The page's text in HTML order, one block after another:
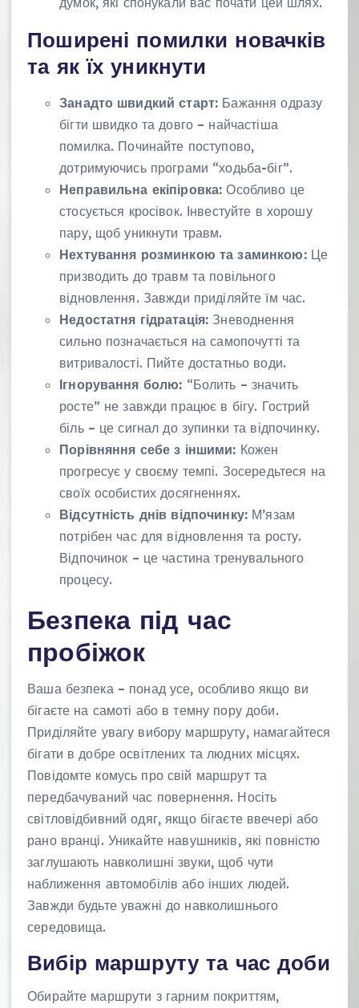
Поширені помилки новачків
та як їх уникнути
Занадто швидкий старт: Бажання одразу
бігти швидко та довго – найчастіша
помилка. Починайте поступово,
дотримуючись програми “ходьба-біг”.
Неправильна екіпіровка: Особливо це
стосується кросівок. Інвестуйте в хорошу
пару, щоб уникнути травм.
Нехтування розминкою та заминкою:Це
призводить до травм та повільного
відновлення. Завжди приділяйте їм час.
Недостатня гідратація: Зневоднення
сильно позначається на самопочутті та
витривалості. Пийте достатньо води.
Ігнорування болю: “Болить – значить
росте” не завжди працює в бігу. Гострий
біль – це сигнал до зупинки та відпочинку.
Порівняння себе з іншими: Кожен
прогресує у своєму темпі. Зосередьтеся на
своїх особистих досягненнях.
Відсутність днів відпочинку: М’язам
потрібен час для відновлення та росту.
Відпочинок – це частина тренувального
процесу.
Безпека під час
пробіжок
Ваша безпека – понад усе, особливо якщо ви
бігаєте на самоті або в темну пору доби.
Приділяйте увагу вибору маршруту, намагайтеся
бігати в добре освітлених та людних місцях.
Повідомте комусь про свій маршрут та
передбачуваний час повернення. Носіть
світловідбивний одяг, якщо бігаєте ввечері або
рано вранці. Уникайте навушників, які повністю
заглушають навколишні звуки, щоб чути
наближення автомобілів або інших людей.
Завжди будьте уважні до навколишнього
середовища.
Вибір маршруту та час доби
Обирайте маршрути з гарним покриттям,